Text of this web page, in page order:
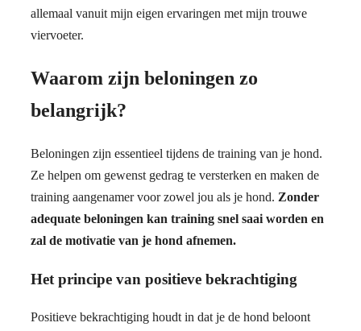
allemaal vanuit mijn eigen ervaringen met mijn trouwe
viervoeter.
Waarom zijn beloningen zo
belangrijk?
Beloningen zijn essentieel tijdens de training van je hond.
Ze helpen om gewenst gedrag te versterken en maken de
training aangenamer voor zowel jou als je hond. Zonder
adequate beloningen kan training snel saai worden en
zal de motivatie van je hond afnemen.
Het principe van positieve bekrachtiging
Positieve bekrachtiging houdt in dat je de hond beloont